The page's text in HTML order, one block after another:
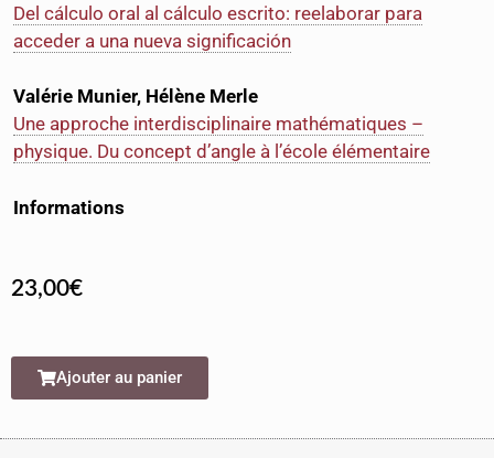
Del cálculo oral al cálculo escrito: reelaborar para
acceder a una nueva significación
Valérie Munier, Hélène Merle
Une approche interdisciplinaire mathématiques –
physique. Du concept d’angle à l’école élémentaire
Informations
23,00€
Ajouter au panier